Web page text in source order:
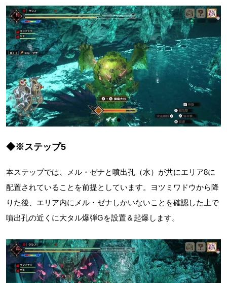
◆※ステップ5
本ステップでは、メル・ゼナと噴出孔（水）が共にエリア8に
配置されていることを前提としています。ヨツミワドウから降
りた後、エリア内にメル・ゼナしかいないことを確認した上で
噴出孔の近くに大タル爆弾Gを設置＆起爆します。